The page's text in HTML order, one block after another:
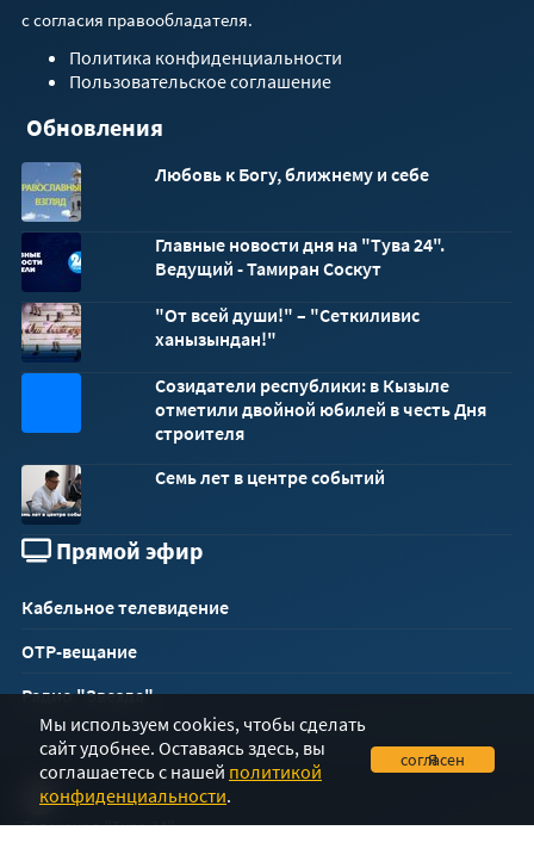
с согласия правообладателя.
Политика конфиденциальности
Пользовательское соглашение
Обновления
Любовь к Богу, ближнему и себе
Главные новости дня на "Тува 24".
Ведущий - Тамиран Соскут
"От всей души!" – "Сеткиливис
ханызындан!"
Созидатели республики: в Кызыле
отметили двойной юбилей в честь Дня
строителя
Семь лет в центре событий
Прямой эфир
Кабельное телевидение
ОТР-вещание
Радио "Звезда"
Телеканал "Тува 24"
Мы используем cookies, чтобы сделать
сайт удобнее. Оставаясь здесь, вы
соглашаетесь с нашей политикой
конфиденциальности.
Я согласен